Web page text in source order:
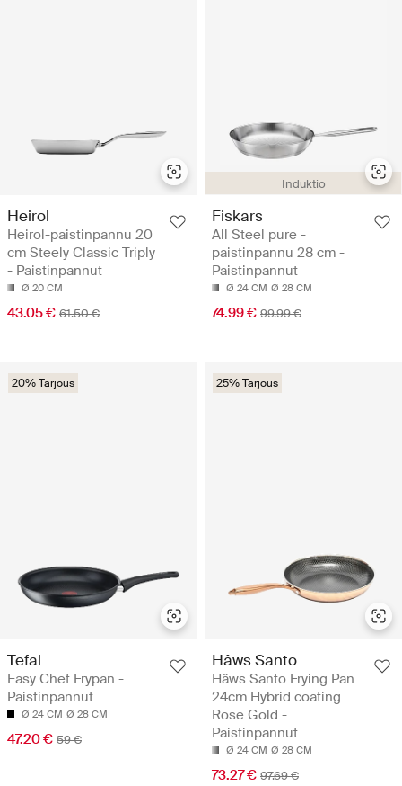
Heirol
Heirol-paistinpannu 20
cm Steely Classic Triply
- Paistinpannut
Ø 20 CM
43.05 € 61.50 €
Induktio
Fiskars
All Steel pure -
paistinpannu 28 cm -
Paistinpannut
Ø 24 CM Ø 28 CM
74.99 € 99.99 €
20% Tarjous
Tefal
Easy Chef Frypan -
Paistinpannut
Ø 24 CM Ø 28 CM
47.20 € 59 €
25% Tarjous
Hâws Santo
Hâws Santo Frying Pan
24cm Hybrid coating
Rose Gold -
Paistinpannut
Ø 24 CM Ø 28 CM
73.27 € 97.69 €